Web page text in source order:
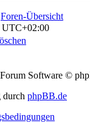
Foren-Übersicht
UTC+02:00
Software ©
durch phpBB.de